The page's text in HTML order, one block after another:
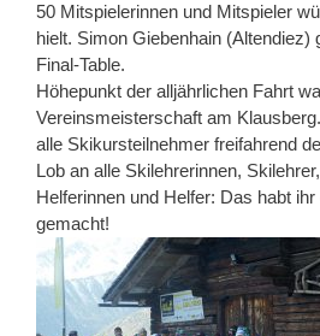
50 Mitspielerinnen und Mitspieler
hielt. Simon Giebenhain (Altendiez)
Final-Table.
Höhepunkt der alljährlichen Fahrt
Vereinsmeisterschaft am
alle Skikursteilnehmer freifahrend
Lob an alle Skilehrerinnen,
Helferinnen und Helfer: Das habt
gemacht!